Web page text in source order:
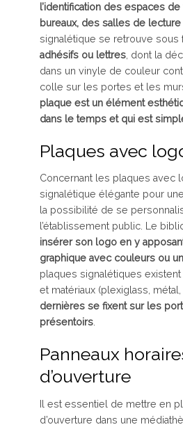
l’identification des espaces de
bureaux, des salles de lecture
signalétique se retrouve sous
adhésifs ou lettres, dont la
dans un vinyle de couleur
colle sur les portes et les
plaque est un élément
dans le temps et qui est
Plaques avec
Concernant les plaques avec
signalétique élégante pour
la possibilité de se
l’établissement public. Le
insérer son logo en y
graphique avec couleurs ou
plaques signalétiques
et matériaux (plexiglass, métal,
dernières se fixent sur les
présentoirs.
Panneaux
d’ouverture
Il est essentiel de mettre en
d’ouverture dans une